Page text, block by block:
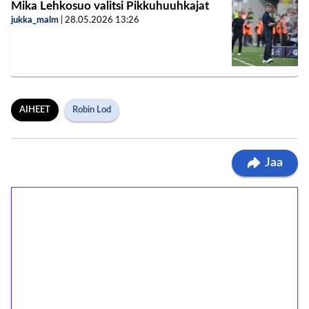
Mika Lehkosuo valitsi Pikkuhuuhkajat
jukka_malm 28.05.2026 13:26
AIHEET Robin Lod
Jaa